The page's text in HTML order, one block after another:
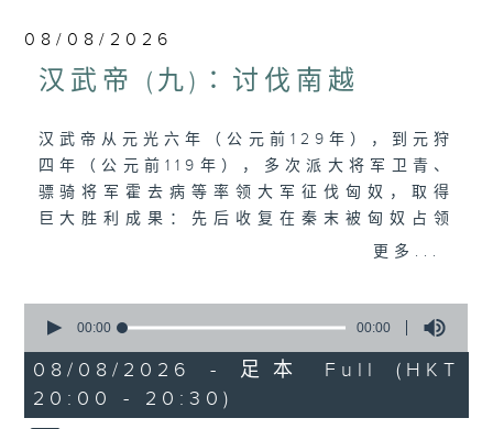
08/08/2026
汉武帝 (九)∶讨伐南越
汉武帝从元光六年（公元前129年），到元狩
四年（公元前119年），多次派大将军卫青、
骠骑将军霍去病等率领大军征伐匈奴，取得
巨大胜利成果：先后收复在秦末被匈奴占领
的「河南地」（今内蒙古鄂尔多斯），并且
后设置酒泉、武威、张掖、敦煌四郡，打通
西域交通线，使汉朝国威大振，西域诸国王
侯、商人纷纷朝贡，开啓中西文化交流历
史。
更多...
seconds
0
seconds
00:00 00:00
08/08/2026 - 足本 Full (HKT
20:00 - 20:30)